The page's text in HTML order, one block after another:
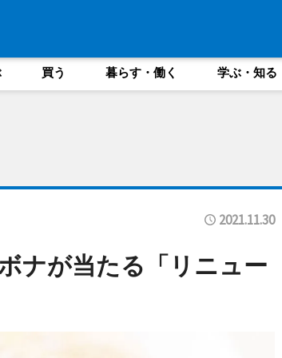
買う 暮らす・働く 学ぶ・知る
2021.11.30
ナが当たる「リニュー